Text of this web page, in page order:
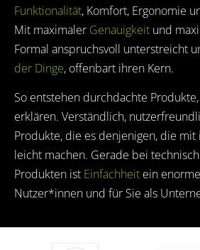
Funktionalität, Komfort, Ergonomie
Mit maximaler Genauigkeit und
Formal anspruchsvoll unterstreicht
der Dinge, offenbart ihren Kern.
So entstehen durchdachte
erklären. Verständlich,
Produkte, die es denjenigen, die
leicht machen. Gerade bei
Produkten ist Einfachheit ein
Nutzer*innen und für Sie als